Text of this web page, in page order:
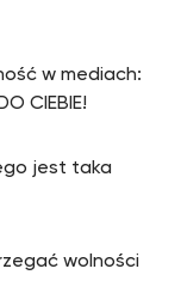
w mediach:
CIEBIE!
jest taka
wolności